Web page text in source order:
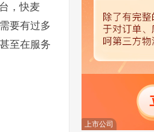
，快麦
要有过多
至在服务
上市公司